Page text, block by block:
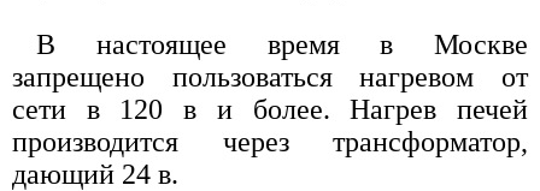
В настоящее время в Москве
запрещено пользоваться нагревом от
сети в 120 в и более. Нагрев печей
производится через трансформатор,
дающий 24 в.